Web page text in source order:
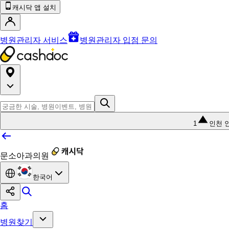
캐시닥 앱 설치
병원관리자 서비스 병원관리자 입점 문의
1 인천
문소아과의원
한국어
홈
병원찾기